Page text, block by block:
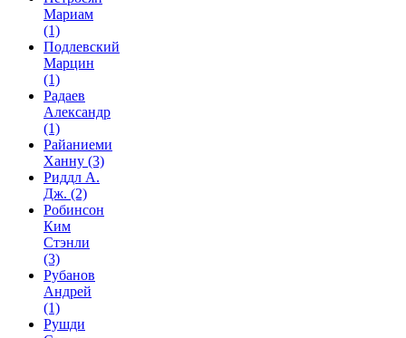
Мариам
(1)
Подлевский
Марцин
(1)
Радаев
Александр
(1)
Райаниеми
Ханну (3)
Риддл А.
Дж. (2)
Робинсон
Ким
Стэнли
(3)
Рубанов
Андрей
(1)
Рушди